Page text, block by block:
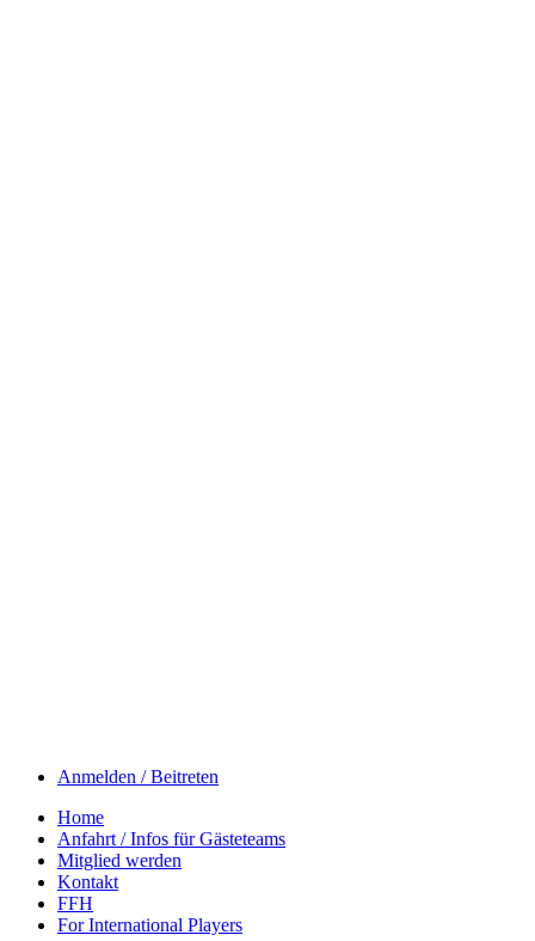
Anmelden / Beitreten
Home
Anfahrt / Infos für Gästeteams
Mitglied werden
Kontakt
FFH
For International Players